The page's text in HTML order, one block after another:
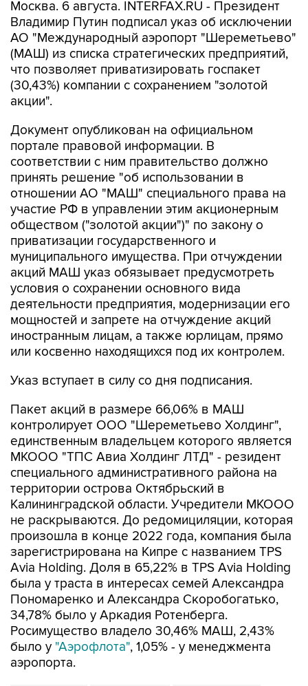
АО "Международный аэропорт "Шереметьево"
(МАШ) из списка стратегических предприятий,
что позволяет приватизировать госпакет
(30,43%) компании с сохранением "золотой
акции".
Документ опубликован на официальном
соответствии с ним правительство должно
принять решение "об использовании в
отношении АО "МАШ" специального права на
участие РФ в управлении этим акционерным
обществом ("золотой акции")" по закону о
приватизации государственного и
муниципального имущества. При отчуждении
акций МАШ указ обязывает предусмотреть
условия о сохранении основного вида
деятельности предприятия, модернизации его
мощностей и запрете на отчуждение акций
иностранным лицам, а также юрлицам, прямо
или косвенно находящихся под их контролем.
Указ вступает в силу со дня подписания.
Пакет акций в размере 66,06% в МАШ
единственным владельцем которого является
МКООО "ТПС Авиа Холдинг ЛТД" - резидент
специального административного района на
территории острова Октябрьский в
Калининградской области. Учредители МКООО
не раскрываются. До редомициляции, которая
произошла в конце 2022 года, компания была
зарегистрирована на Кипре с названием TPS
Avia Holding. Доля в 65,22% в TPS Avia Holding
была у траста в интересах семей Александра
Пономаренко и Александра Скоробогатько,
34,78% было у Аркадия Ротенберга.
Росимущество владело 30,46% МАШ, 2,43%
было у "Аэрофлота", 1,05% - у менеджмента
аэропорта.
Шереметьево